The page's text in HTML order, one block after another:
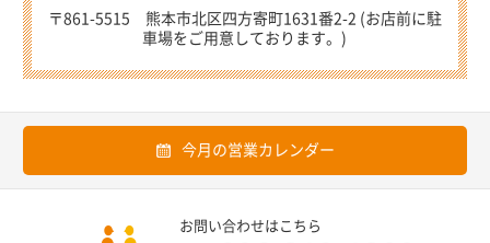
〒861-5515 熊本市北区四方寄町1631番2-2 (お店前に駐
車場をご用意しております。)
今月の営業カレンダー
お問い合わせはこちら